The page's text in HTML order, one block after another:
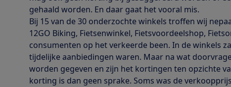
gehaald worden. En daar gaat het vooral mis.
Bij 15 van de 30 onderzochte winkels troffen wij
12GO Biking, Fietsenwinkel, Fietsvoordeelshop,
consumenten op het verkeerde been. In de winkels
tijdelijke aanbiedingen waren. Maar na wat
worden gegeven en zijn het kortingen ten opzichte
korting is dan geen sprake. Soms was de